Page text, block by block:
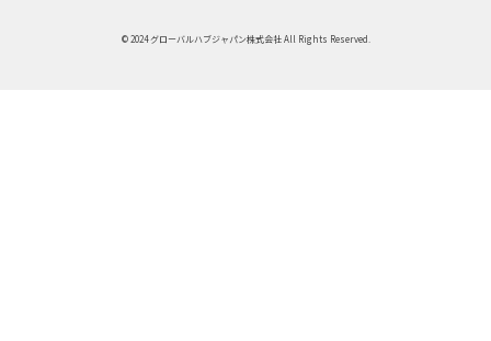
© 2024 グローバルハブジャパン株式会社 All Rights Reserved.